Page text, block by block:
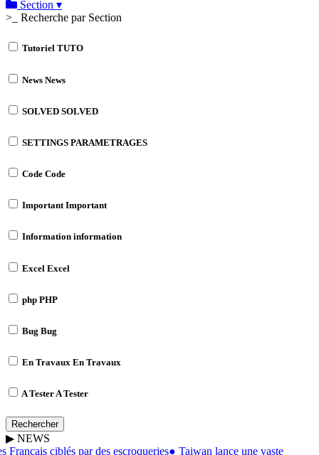
Section ▾
>_ Recherche par Section
Tutoriel TUTO
News News
SOLVED SOLVED
SETTINGS PARAMETRAGES
Code Code
ImportantImportant
Information information
Excel Excel
php PHP
Bug Bug
En Travaux En Travaux
A TesterA Tester
Rechercher
▶ NEWS
Français ciblés par des escroqueries●Taiwan lance une vaste